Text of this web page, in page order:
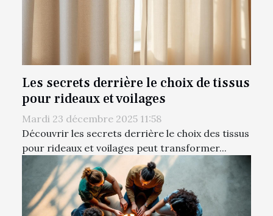
Les secrets derrière le choix de tissus
pour rideaux et voilages
Mardi 23 décembre 2025 11:58
Découvrir les secrets derrière le choix des tissus
pour rideaux et voilages peut transformer...